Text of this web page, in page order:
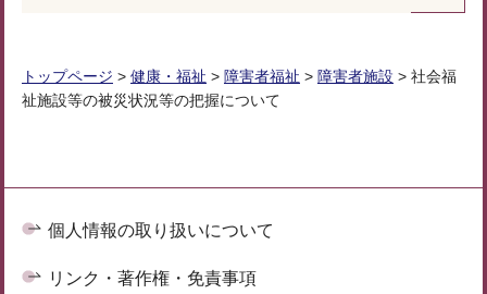
トップページ > 健康・福祉 > 障害者福祉 > 障害者施設 > 社会福
祉施設等の被災状況等の把握について
個人情報の取り扱いについて
リンク・著作権・免責事項